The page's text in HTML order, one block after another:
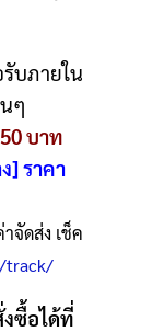
บภายใน
ๆ
บาท
] ราคา
จัดส่ง เช็ค
track/
ซื้อได้ที่